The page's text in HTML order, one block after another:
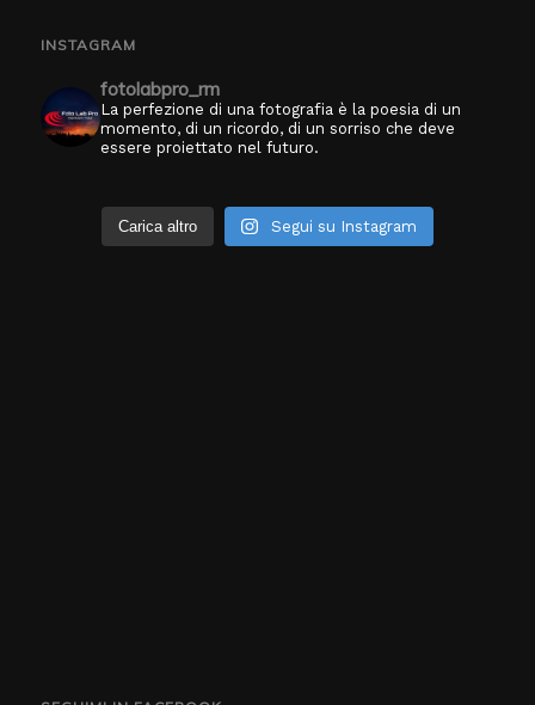
INSTAGRAM
fotolabpro_rm
La perfezione di una fotografia è la poesia di un
momento, di un ricordo, di un sorriso che deve
essere proiettato nel futuro.
Carica altro Segui su Instagram